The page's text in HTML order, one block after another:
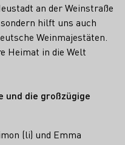
an der Weinstraße
hilft uns auch
Weinmajestäten.
Heimat in die Welt
und die großzügige
(li) und Emma